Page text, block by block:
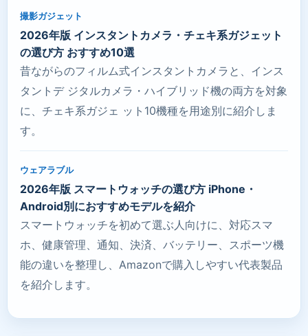
撮影ガジェット
2026年版 インスタントカメラ・チェキ系ガジェット
の選び方 おすすめ10選
昔ながらのフィルム式インスタントカメラと、インス
タントデ ジタルカメラ・ハイブリッド機の両方を対象
に、チェキ系ガジェ ット10機種を用途別に紹介しま
す。
ウェアラブル
2026年版 スマートウォッチの選び方 iPhone・
Android別におすすめモデルを紹介
スマートウォッチを初めて選ぶ人向けに、対応スマ
ホ、健康管理、通知、決済、バッテリー、スポーツ機
能の違いを整理し、Amazonで購入しやすい代表製品
を紹介します。